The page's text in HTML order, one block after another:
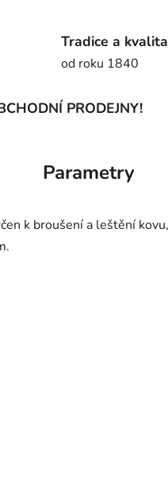
Tradice a kvalita
od roku 1840
PRODEJNY!
Parametry
k broušení a leštění